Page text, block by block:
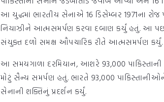
આ યુદ્ધમાં ભારતીય સેનાએ 16 ડિસેમ્બર 1971ના
નિયાઝીને આત્મસમર્પણ કરવા દબાણ કર્યું હતું. આ
સંયુક્ત દળો સમક્ષ ઔપચારિક રીતે આત્મસમર્પણ
આ સમયગાળા દરમિયાન, આશરે 93,000
મોટું સૈન્ય સમર્પણ હતું. ભારતે 93,000
સેનાની શક્તિનું પ્રદર્શન કર્યું.